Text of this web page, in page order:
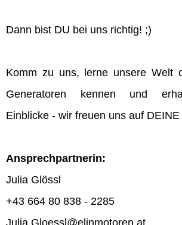
Dann bist DU bei uns richtig! ;)
Komm zu uns, lerne unsere Welt
Generatoren kennen und
Einblicke - wir freuen uns auf
Ansprechpartnerin:
Julia Glössl
+43 664 80 838 - 2285
Julia.Gloessl@elinmotoren.at